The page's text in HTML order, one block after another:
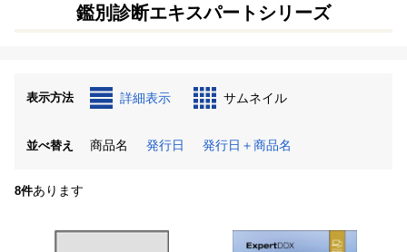
鑑別診断エキスパートシリーズ
表示方法 詳細表示 サムネイル
並べ替え 商品名 発行日 発行日＋商品名
8件あります